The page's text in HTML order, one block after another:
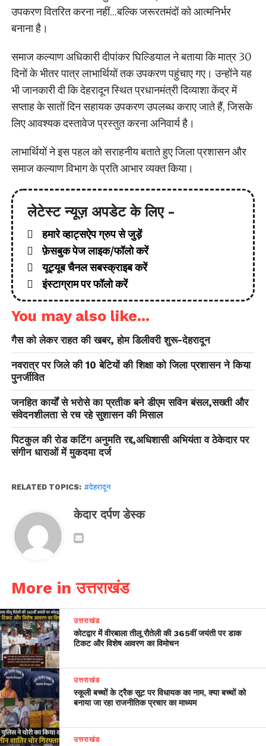
उपकरण वितरित करना नहीं…बल्कि जरूरतमंदों को आत्मनिर्भर
बनाना है।
समाज कल्याण अधिकारी दीपांकर घिल्डियाल ने बताया कि मात्र 30
दिनों के भीतर पात्र लाभार्थियों तक उपकरण पहुंचाए गए। उन्होंने यह
भी जानकारी दी कि देहरादून स्थित प्रधानमंत्री दिव्याशा केंद्र में
सप्ताह के सातों दिन सहायक उपकरण उपलब्ध कराए जाते हैं, जिसके
लिए आवश्यक दस्तावेज प्रस्तुत करना अनिवार्य है।
लाभार्थियों ने इस पहल को सराहनीय बताते हुए जिला प्रशासन और
समाज कल्याण विभाग के प्रति आभार व्यक्त किया।
लेटेस्ट न्यूज़ अपडेट के लिए -
हमारे व्हाट्सऐप ग्रुप से जुड़ें
फ़ेसबुक पेज लाइक/फॉलो करें
यूट्यूब चैनल सबस्क्राइब करें
इंस्टाग्राम पर फॉलो करें
You may also like...
गैस को लेकर राहत की खबर, होम डिलीवरी शुरू-देहरादून
नवरात्र पर जिले की 10 बेटियों की शिक्षा को जिला प्रशासन ने किया
पुनर्जीवित
जनहित कार्यों से भरोसे का प्रतीक बने डीएम सविन बंसल,सख्ती और
संवेदनशीलता से रच रहे सुशासन की मिसाल
पिटकुल की रोड कटिंग अनुमति रद्द,अधिशासी अभियंता व ठेकेदार पर
संगीन धाराओं में मुकदमा दर्ज
RELATED TOPICS: #देहरादून
केदार दर्पण डेस्क
More in उत्तराखंड
उत्तराखंड
कोटद्वार में वीरबाला तीलू रौतेली की 365वीं जयंती पर डाक
टिकट और विशेष आवरण का विमोचन
उत्तराखंड
स्कूली बच्चों के ट्रैक सूट पर विधायक का नाम, क्या बच्चों को
बनाया जा रहा राजनीतिक प्रचार का माध्यम
उत्तराखंड